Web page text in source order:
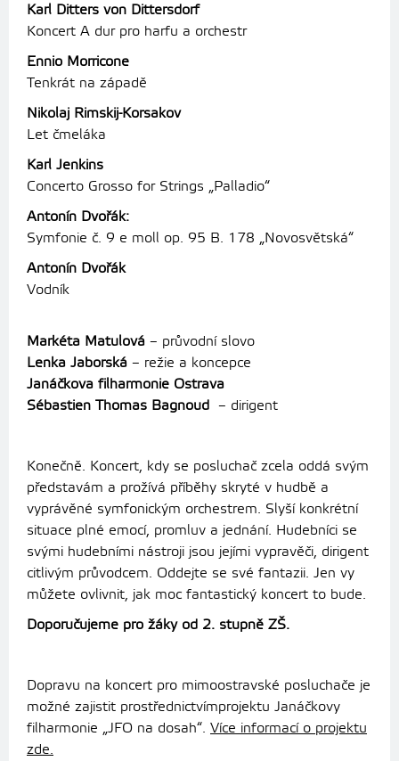
Karl Ditters von Dittersdorf
Koncert A dur pro harfu a orchestr
Ennio Morricone
Tenkrát na západě
Nikolaj Rimskij-Korsakov
Let čmeláka
Karl Jenkins
Concerto Grosso for Strings „Palladio“
Antonín Dvořák:
Symfonie č. 9 e moll op. 95 B. 178 „Novosvětská“
Antonín Dvořák
Vodník
Markéta Matulová – průvodní slovo
Lenka Jaborská – režie a koncepce
Janáčkova filharmonie Ostrava
Sébastien Thomas Bagnoud – dirigent
Konečně. Koncert, kdy se posluchač zcela oddá svým
představám a prožívá příběhy skryté v hudbě a
vyprávěné symfonickým orchestrem. Slyší konkrétní
situace plné emocí, promluv a jednání. Hudebníci se
svými hudebními nástroji jsou jejími vypravěči, dirigent
citlivým průvodcem. Oddejte se své fantazii. Jen vy
můžete ovlivnit, jak moc fantastický koncert to bude.
Doporučujeme pro žáky od 2. stupně ZŠ.
Dopravu na koncert pro mimoostravské posluchače je
možné zajistit prostřednictvímprojektu Janáčkovy
filharmonie „JFO na dosah“. Více informací o projektu
zde.